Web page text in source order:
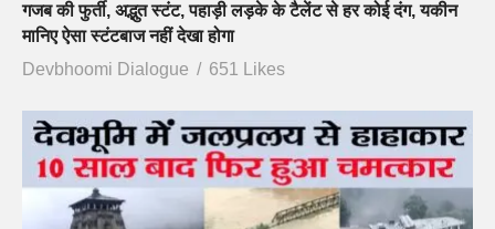
गजब की फुर्ती, अद्भुत स्टंट, पहाड़ी लड़के के टैलेंट से हर कोई दंग, यकीन
मानिए ऐसा स्टंटबाज नहीं देखा होगा
Devbhoomi Dialogue
651 Likes